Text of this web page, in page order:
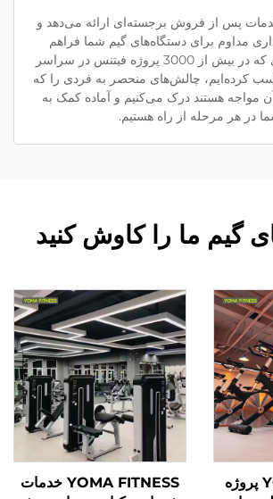
پس از فروش برجسته‌ای ارائه می‌دهد و
مداوم برای دستگاه‌های گیم شما فراهم
می‌کند. با تجربه‌ای که در بیش از 3000 پروژه فیتنس در سراسر
کرده‌ایم، چالش‌های منحصر به فردی را که
مواجه هستند درک می‌کنیم و آماده کمک به
در هر مرحله از راه هستیم.
گیم ما را کاوش کنید
YOMA FITNESS پروژه
YOMA FITNESS خدمات